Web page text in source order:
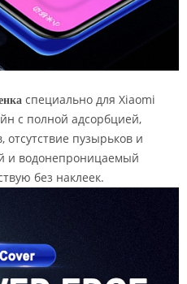
специально для Xiaomi
с полной адсорбцией,
отсутствие пузырьков и
и водонепроницаемый
без наклеек.